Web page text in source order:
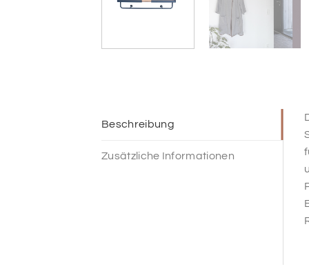
Beschreibung
Zusätzliche Informationen